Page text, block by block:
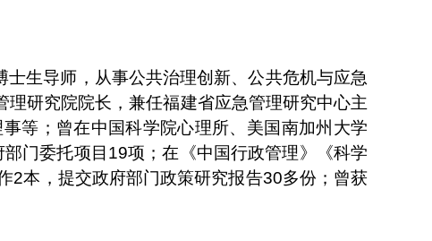
生导师，从事公共治理创新、公共危机与应急
研究院院长，兼任福建省应急管理研究中心主
等；曾在中国科学院心理所、美国南加州大学
门委托项目 19项；在《中国行政管理》《科学
2本，提交政府部门政策研究报告30多份；曾获